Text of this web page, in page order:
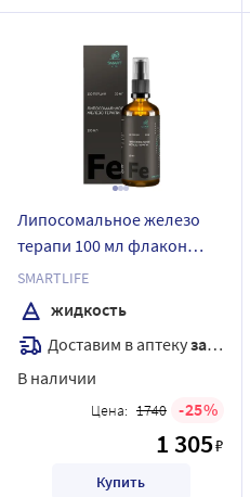
Липосомальное железо
терапи 100 мл флакон
жидкость с дозатором
капельницей
SMARTLIFE
жидкость
Доставим в аптекузавтра
В наличии
Цена: 1740 25
1 305₽
Купить